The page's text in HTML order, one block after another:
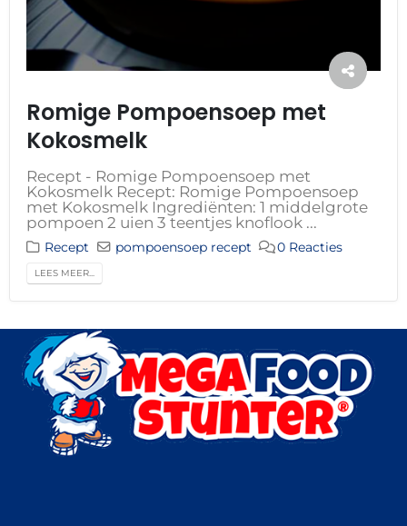
Romige Pompoensoep met
Kokosmelk
Recept - Romige Pompoensoep met
Kokosmelk Recept: Romige Pompoensoep
met Kokosmelk Ingrediënten: 1 middelgrote
pompoen 2 uien 3 teentjes knoflook ...
Recept pompoensoep recept 0 Reacties
LEES MEER...